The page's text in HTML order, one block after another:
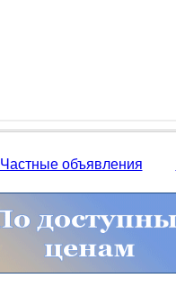
Частные объявления